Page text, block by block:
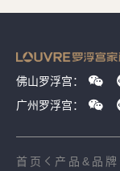
佛山罗浮宫：
广州罗浮宫：
首页 产品&品牌